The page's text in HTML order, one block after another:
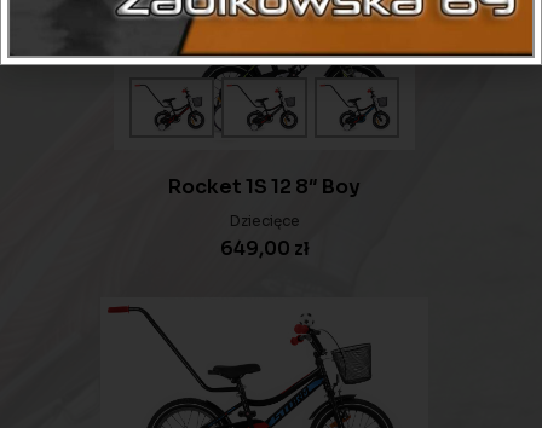
Rocket 1S 12 8″ Boy
Dziecięce
649,00 zł